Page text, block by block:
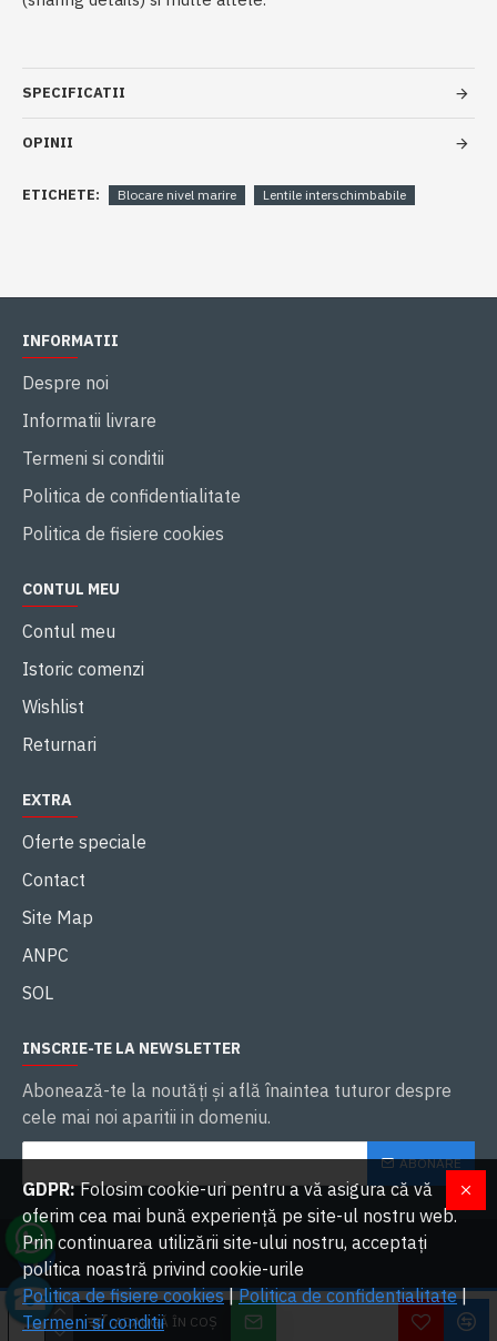
ADAUGĂ ÎN COŞ
SPECIFICATII
OPINII
ETICHETE: Blocare nivel marire Lentile interschimbabile
INFORMATII
Despre noi
Informatii livrare
Termeni si conditii
Politica de confidentialitate
Politica de fisiere cookies
CONTUL MEU
Contul meu
Istoric comenzi
Wishlist
Returnari
EXTRA
Oferte speciale
Contact
Site Map
ANPC
SOL
INSCRIE-TE LA NEWSLETTER
Abonează-te la noutăţi și află înaintea tuturor despre
cele mai noi aparitii in domeniu.
ABONARE
2023 OVERLORDS SRL. Toate drepturile rezervate | Dezvoltat cu ❤ de
GDPR:Folosim cookie-uri pentru a vă asigura că vă
oferim cea mai bună experiență pe site-ul nostru web.
Prin continuarea utilizării site-ului nostru, acceptați
politica noastră privind cookie-urile
Politica de fisiere cookies|Politica de confidentialitate|
Termeni si conditii